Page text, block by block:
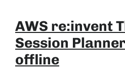
AWS re:invent
Session
offline